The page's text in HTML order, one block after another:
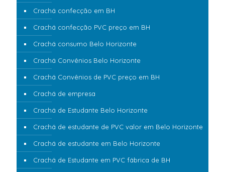
Crachá confecção em BH
Crachá confecção PVC preço em BH
Crachá consumo Belo Horizonte
Crachá Convênios Belo Horizonte
Crachá Convênios de PVC preço em BH
Crachá de empresa
Crachá de Estudante Belo Horizonte
Crachá de estudante de PVC valor em Belo Horizonte
Crachá de estudante em Belo Horizonte
Crachá de Estudante em PVC fábrica de BH